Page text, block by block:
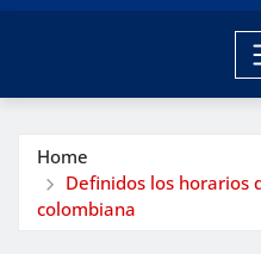
Home
Definidos los horarios
colombiana